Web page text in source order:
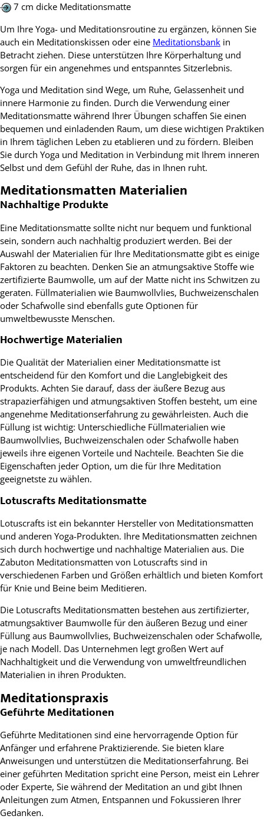
7 cm dicke Meditationsmatte
Um Ihre Yoga- und Meditationsroutine zu ergänzen, können Sie
auch ein Meditationskissen oder eine Meditationsbank in
Betracht ziehen. Diese unterstützen Ihre Körperhaltung und
sorgen für ein angenehmes und entspanntes Sitzerlebnis.
Yoga und Meditation sind Wege, um Ruhe, Gelassenheit und
innere Harmonie zu finden. Durch die Verwendung einer
Meditationsmatte während Ihrer Übungen schaffen Sie einen
bequemen und einladenden Raum, um diese wichtigen Praktiken
in Ihrem täglichen Leben zu etablieren und zu fördern. Bleiben
Sie durch Yoga und Meditation in Verbindung mit Ihrem inneren
Selbst und dem Gefühl der Ruhe, das in Ihnen ruht.
Meditationsmatten Materialien
Nachhaltige Produkte
Eine Meditationsmatte sollte nicht nur bequem und funktional
sein, sondern auch nachhaltig produziert werden. Bei der
Auswahl der Materialien für Ihre Meditationsmatte gibt es einige
Faktoren zu beachten. Denken Sie an atmungsaktive Stoffe wie
zertifizierte Baumwolle, um auf der Matte nicht ins Schwitzen zu
geraten. Füllmaterialien wie Baumwollvlies, Buchweizenschalen
oder Schafwolle sind ebenfalls gute Optionen für
umweltbewusste Menschen.
Hochwertige Materialien
Die Qualität der Materialien einer Meditationsmatte ist
entscheidend für den Komfort und die Langlebigkeit des
Produkts. Achten Sie darauf, dass der äußere Bezug aus
strapazierfähigen und atmungsaktiven Stoffen besteht, um eine
angenehme Meditationserfahrung zu gewährleisten. Auch die
Füllung ist wichtig: Unterschiedliche Füllmaterialien wie
Baumwollvlies, Buchweizenschalen oder Schafwolle haben
jeweils ihre eigenen Vorteile und Nachteile. Beachten Sie die
Eigenschaften jeder Option, um die für Ihre Meditation
geeignetste zu wählen.
Lotuscrafts Meditationsmatte
Lotuscrafts ist ein bekannter Hersteller von Meditationsmatten
und anderen Yoga-Produkten. Ihre Meditationsmatten zeichnen
sich durch hochwertige und nachhaltige Materialien aus. Die
Zabuton Meditationsmatten von Lotuscrafts sind in
verschiedenen Farben und Größen erhältlich und bieten Komfort
für Knie und Beine beim Meditieren.
Die Lotuscrafts Meditationsmatten bestehen aus zertifizierter,
atmungsaktiver Baumwolle für den äußeren Bezug und einer
Füllung aus Baumwollvlies, Buchweizenschalen oder Schafwolle,
je nach Modell. Das Unternehmen legt großen Wert auf
Nachhaltigkeit und die Verwendung von umweltfreundlichen
Materialien in ihren Produkten.
Meditationspraxis
Geführte Meditationen
Geführte Meditationen sind eine hervorragende Option für
Anfänger und erfahrene Praktizierende. Sie bieten klare
Anweisungen und unterstützen die Meditationserfahrung. Bei
einer geführten Meditation spricht eine Person, meist ein Lehrer
oder Experte, Sie während der Meditation an und gibt Ihnen
Anleitungen zum Atmen, Entspannen und Fokussieren Ihrer
Gedanken.